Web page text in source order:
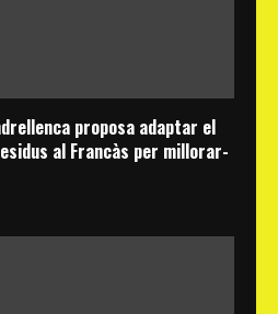
proposa adaptar el
al Francàs per millorar-